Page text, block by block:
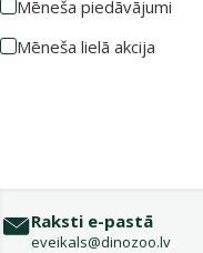
Mēneša piedāvājumi
Mēneša lielā akcija
Raksti e-pastā
eveikals@dinozoo.lv